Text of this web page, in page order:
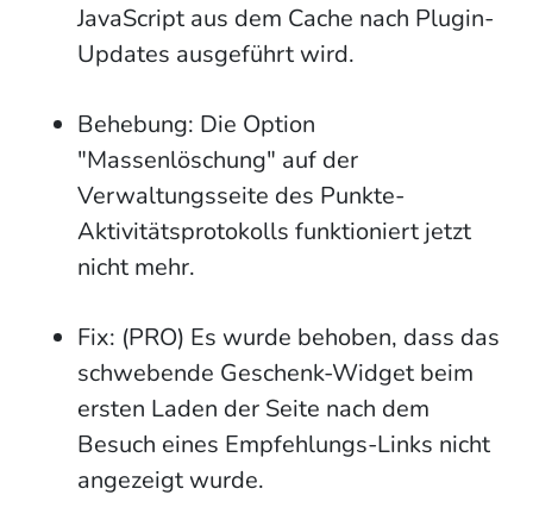
JavaScript aus dem Cache nach Plugin-
Updates ausgeführt wird.
Behebung: Die Option
"Massenlöschung" auf der
Verwaltungsseite des Punkte-
Aktivitätsprotokolls funktioniert jetzt
nicht mehr.
Fix: (PRO) Es wurde behoben, dass das
schwebende Geschenk-Widget beim
ersten Laden der Seite nach dem
Besuch eines Empfehlungs-Links nicht
angezeigt wurde.